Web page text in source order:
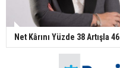
Net Kârını Yüzde 38 Artışla